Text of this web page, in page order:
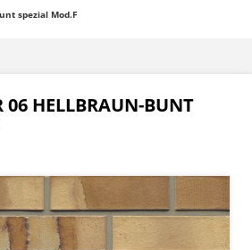
spezial Mod.F
HELLBRAUN-BUNT